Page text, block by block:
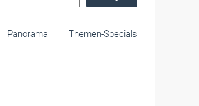
Panorama Themen-Specials